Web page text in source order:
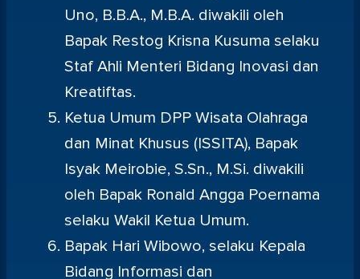
Uno, B.B.A., M.B.A. diwakili oleh
Bapak Restog Krisna Kusuma selaku
Staf Ahli Menteri Bidang Inovasi dan
Kreatiftas.
Ketua Umum DPP Wisata Olahraga
dan Minat Khusus (ISSITA), Bapak
Isyak Meirobie, S.Sn., M.Si. diwakili
oleh Bapak Ronald Angga Poernama
selaku Wakil Ketua Umum.
Bapak Hari Wibowo, selaku Kepala
Bidang Informasi dan